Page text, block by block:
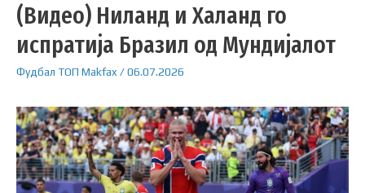
(Видео) Ниланд и Халанд го
испратија Бразил од Мундијалот
Фудбал ТОП Makfax/06.07.2026